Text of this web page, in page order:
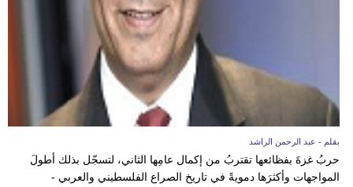
بقلم - عبد الرحمن الراشد
حربُ غزةَ بفظائعها تقتربُ من إكمال عامِها الثاني، لتسجّل بذلك أطولَ
المواجهات وأكثرَها دمويةً في تاريخ الصراع الفلسطيني والعربي -